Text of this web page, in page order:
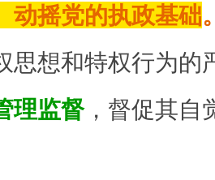
动摇党的执政基础
思想和特权行为的
理监督，督促其自